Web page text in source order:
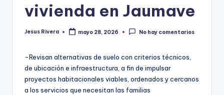
vivienda en Jaumave
Publicado
Jesus Rivera mayo 28, 2026 No hay comentarios
-Revisan alternativas de suelo con criterios técnicos,
de ubicación e infraestructura, a fin de impulsar
proyectos habitacionales viables, ordenados y cercanos
a los servicios que necesitan las familias